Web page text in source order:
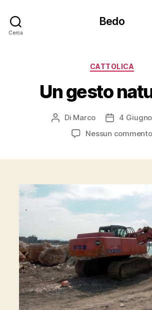
Cerca
Bedo
Categorie
CATTOLICA
Un gesto
Autore
articolo
Di Marco
Data
4
Nessun commento